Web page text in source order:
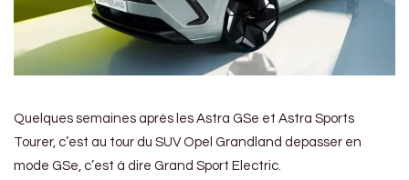
Quelques semaines après les Astra GSe et Astra Sports
Tourer, c’est au tour du SUV Opel Grandland depasser en
mode GSe, c’est à dire Grand Sport Electric.